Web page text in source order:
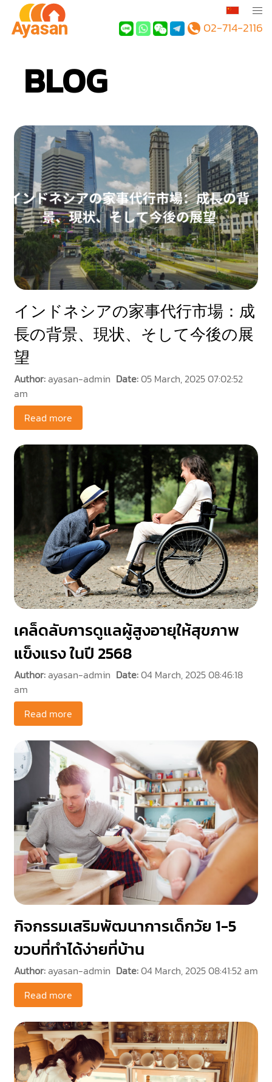
02-714-2116
BLOG
インドネシアの家事代行市場：成
長の背景、現状、そして今後の展
望
Author:ayasan-admin Date:05 March, 2025 07:02:52
am
Read more
เคล็ดลับการดูแลผู้สูงอายุให้สุขภาพ
แข็งแรง ในปี 2568
Author:ayasan-admin Date:04 March, 2025 08:46:18
am
Read more
กิจกรรมเสริมพัฒนาการเด็กวัย 1-5
ขวบที่ทำได้ง่ายที่บ้าน
Author:ayasan-admin Date:04 March, 2025 08:41:52 am
Read more